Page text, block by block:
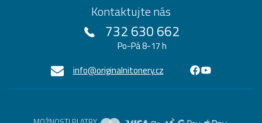
Kontaktujte nás
732 630 662
Po-Pá 8-17 h
info@originalnitonery.cz